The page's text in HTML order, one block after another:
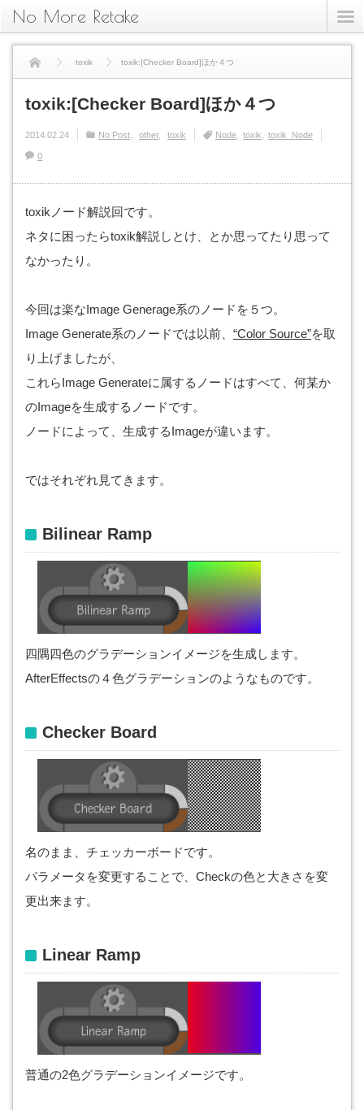
No More Retake
toxik toxik:[Checker Board]ほか４つ
toxik:[Checker Board]ほか４つ
2014.02.24 No Post other toxik Node toxik toxik_Node
0
toxikノード解説回です。
ネタに困ったらtoxik解説しとけ、とか思ってたり思って
なかったり。
今回は楽なImage Generage系のノードを５つ。
Image Generate系のノードでは以前、 “Color Source”を取
り上げましたが、
これらImage Generateに属するノードはすべて、何某か
のImageを生成するノードです。
ノードによって、生成するImageが違います。
ではそれぞれ見てきます。
Bilinear Ramp
四隅四色のグラデーションイメージを生成します。
AfterEffectsの４色グラデーションのようなものです。
Checker Board
名のまま、チェッカーボードです。
パラメータを変更することで、Checkの色と大きさを変
更出来ます。
Linear Ramp
普通の2色グラデーションイメージです。